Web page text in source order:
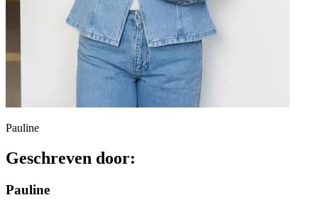
Pauline
Geschreven door:
Pauline